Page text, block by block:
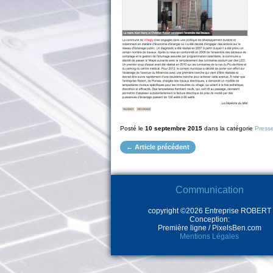
Posté le 10 septembre 2015 dans la catégorie
← Article précédent
Communication
copyright ©2026 Entreprise ROBERT
Conception:
Première ligne / PixelsBen.com
Mentions Légales